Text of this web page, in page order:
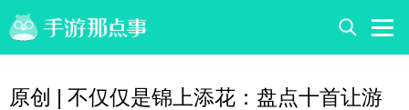
原创 | 不仅仅是锦上添花：盘点十首让游